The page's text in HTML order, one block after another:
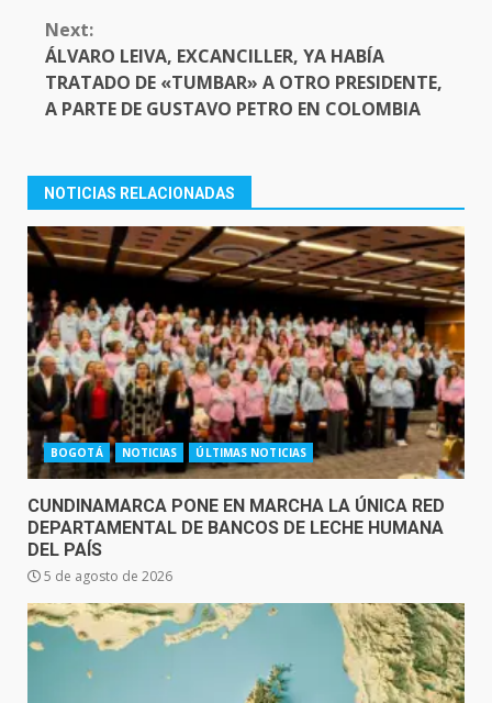
Next:
ÁLVARO LEIVA, EXCANCILLER, YA HABÍA
TRATADO DE «TUMBAR» A OTRO PRESIDENTE,
A PARTE DE GUSTAVO PETRO EN COLOMBIA
NOTICIAS RELACIONADAS
BOGOTÁ NOTICIAS ÚLTIMAS NOTICIAS
CUNDINAMARCA PONE EN MARCHA LA ÚNICA RED
DEPARTAMENTAL DE BANCOS DE LECHE HUMANA
DEL PAÍS
5 de agosto de 2026